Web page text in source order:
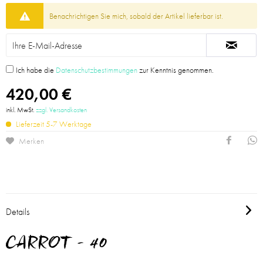
Benachrichtigen Sie mich, sobald der Artikel lieferbar ist.
Ich habe die Datenschutzbestimmungenzur Kenntnis genommen.
420,00 €
inkl. MwSt.zzgl. Versandkosten
Lieferzeit 5-7 Werktage
Merken
Details
CARROT - 40